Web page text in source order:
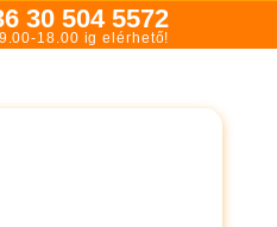
30 504 5572
18.00 ig elérhető!